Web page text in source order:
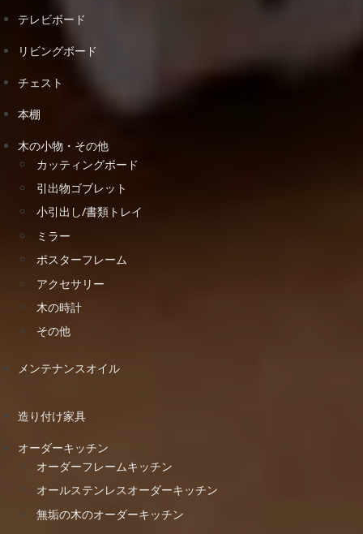
テレビボード
リビングボード
チェスト
本棚
木の小物・その他
カッティングボード
引出物ゴブレット
小引出し/書類トレイ
ミラー
ポスターフレーム
アクセサリー
木の時計
その他
メンテナンスオイル
造り付け家具
オーダーキッチン
オーダーフレームキッチン
オールステンレスオーダーキッチン
無垢の木のオーダーキッチン